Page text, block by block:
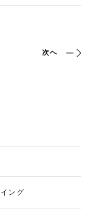
次へ
ング